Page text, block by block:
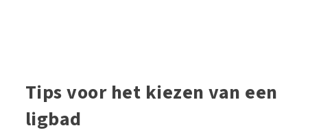
Tips voor het kiezen van een
ligbad